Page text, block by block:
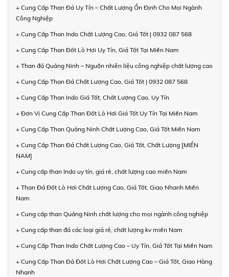
+ Cung Cấp Than Đá Uy Tín – Chất Lượng Ổn Định Cho Mọi Ngành
Công Nghiệp
+ Cung Cấp Than Indo Chất Lượng Cao, Giá Tốt | 0932 087 568
+ Cung Cấp Than Đốt Lò Hơi Uy Tín, Giá Tốt Tại Miền Nam
+ Than đá Quảng Ninh – Nguồn nhiên liệu công nghiệp chất lượng cao
+ Cung Cấp Than Đá Chất Lượng Cao, Giá Tốt | 0932 087 568
+ Cung Cấp Than Indo Giá Tốt, Chất Lượng Cao, Uy Tín
+ Đơn Vị Cung Cấp Than Đốt Lò Hơi Giá Tốt Uy Tín Tại Miền Nam
+ Cung Cấp Than Quảng Ninh Chất Lượng Cao, Giá Tốt Miền Nam
+ Cung Cấp Than Đá Chất Lượng Cao, Giá Tốt, Chất Lượng [MIỀN
NAM]
+ Cung cấp than Indo uy tín, giá rẻ, chất lượng cao miền Nam
+ Than Đá Đốt Lò Hơi Chất Lượng Cao, Giá Tốt, Giao Nhanh Miền
Nam
+ Cung cấp than Quảng Ninh chất lượng cho mọi ngành công nghiệp
+ Cung cấp than đá các loại giá rẻ, chất lượng kv miền Nam
+ Cung Cấp Than Indo Chất Lượng Cao – Uy Tín, Giá Tốt Tại Miền Nam
+ Cung Cấp Than Đá Đốt Lò Hơi Chất Lượng Cao – Giá Tốt, Giao Hàng
Nhanh